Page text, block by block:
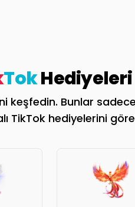
TokHediyeleri
keşfedin. Bunlar
TikTok hediyelerini